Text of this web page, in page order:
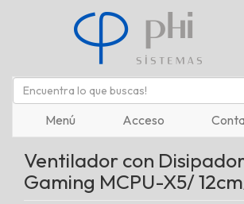
Menú Acceso
Ventilador con
Gaming MCPU-X5/